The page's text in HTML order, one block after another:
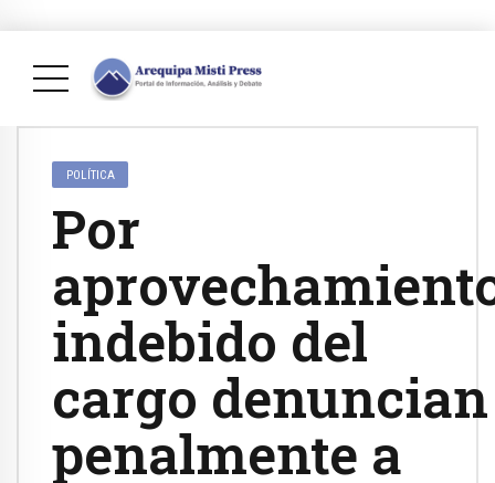
POLÍTICA
Por
indebido del
cargo denuncian
penalmente a